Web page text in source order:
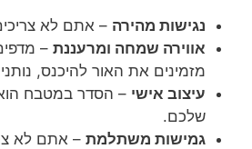
נגישות מהירה – אתם לא
אווירה שמחה ומרעננת –
מזמינים את האור להיכנס,
עיצוב אישי – הסדר במטבח הוא
שלכם.
גמישות משתלמת – אתם לא